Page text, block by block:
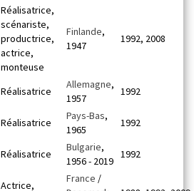
Réalisatrice,
scénariste,
productrice,
actrice,
monteuse
Finlande,
1947
1992, 2008
Réalisatrice
Allemagne,
1957
1992
Réalisatrice
Pays-Bas,
1965
1992
Réalisatrice
Bulgarie,
1956 - 2019
1992
Actrice,
France /